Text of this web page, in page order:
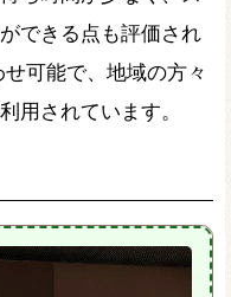
できる点も評価され
可能で、地域の方々
用されています。